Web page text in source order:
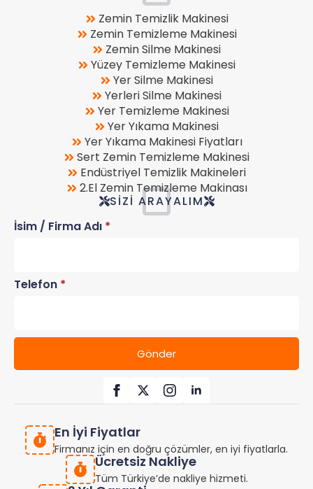
Zemin Temizlik Makinesi
Zemin Temizleme Makinesi
Zemin Silme Makinesi
Yüzey Temizleme Makinesi
Yer Silme Makinesi
Yerleri Silme Makinesi
Yer Temizleme Makinesi
Yer Yıkama Makinesi
Yer Yıkama Makinesi Fiyatları
Sert Zemin Temizleme Makinesi
Endüstriyel Temizlik Makineleri
2.El Zemin Temizleme Makinası
SIZI ARAYALIM
İsim / Firma Adı *
Telefon *
Gönder
En İyi Fiyatlar
Firmanız için en doğru çözümler, en iyi fiyatlarla.
Ücretsiz Nakliye
Tüm Türkiye’de nakliye hizmeti.